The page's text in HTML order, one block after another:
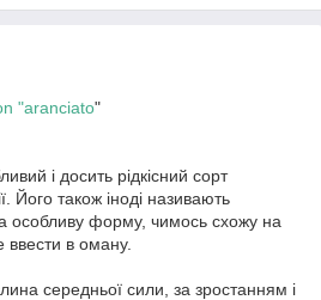
"aranciato"
і досить рідкісний сорт
Його також іноді називають
особливу форму, чимось схожу на
в оману.
середньої сили, за зростанням і